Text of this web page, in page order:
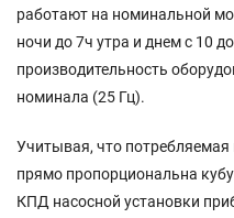
работают на номинальной
ночи до 7ч утра и днем с 10
производительность
номинала (25 Гц).
Учитывая, что
прямо пропорциональна
КПД насосной установки